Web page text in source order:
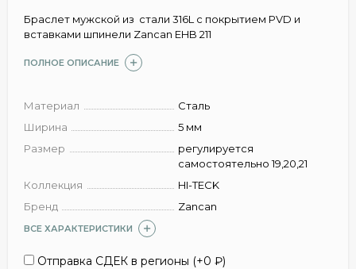
Браслет мужской из стали 316L c покрытием PVD и
вставками шпинели Zancan EHB 211
ПОЛНОЕ ОПИСАНИЕ
Материал
Сталь
Ширина
5 мм
Размер
регулируется
самостоятельно 19,20,21
Коллекция
HI-TECK
Бренд
Zancan
ВСЕ ХАРАКТЕРИСТИКИ
Отправка СДЕК в регионы (+0 ₽)